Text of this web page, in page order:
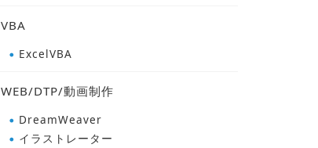
VBA
ExcelVBA
WEB/DTP/動画制作
DreamWeaver
イラストレーター